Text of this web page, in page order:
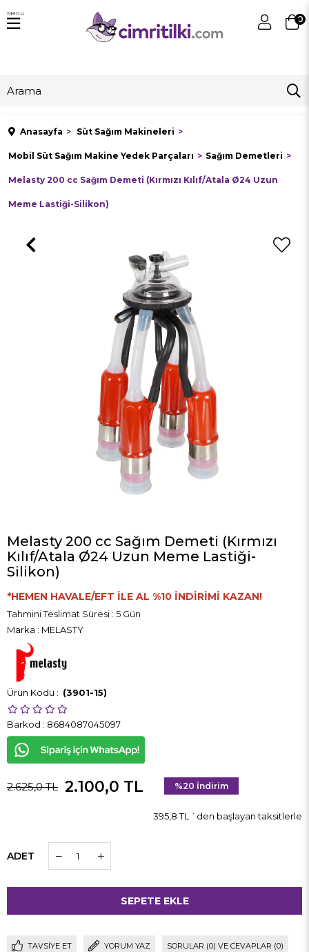
0
Menu
Anasayfa Süt Sağım Makineleri
Mobil Süt Sağım Makine Yedek Parçaları Sağım Demetleri
Melasty 200 cc Sağım Demeti (Kırmızı Kılıf/Atala Ø24 Uzun
Meme Lastiği-Silikon)
Melasty 200 cc Sağım Demeti (Kırmızı
Kılıf/Atala Ø24 Uzun Meme Lastiği-
Silikon)
*HEMEN HAVALE/EFT İLE AL %10 İNDİRİMİ KAZAN!
Tahmini Teslimat Süresi : 5 Gün
Marka : MELASTY
(3901-15)
Barkod : 8684087045097
2.625,0 TL 2.100,0 TL %20 İndirim
395,8 TL `den başlayan taksitlerle
ADET
TAVSIYE ET YORUM YAZ SORULAR (0) VE CEVAPLAR (0)